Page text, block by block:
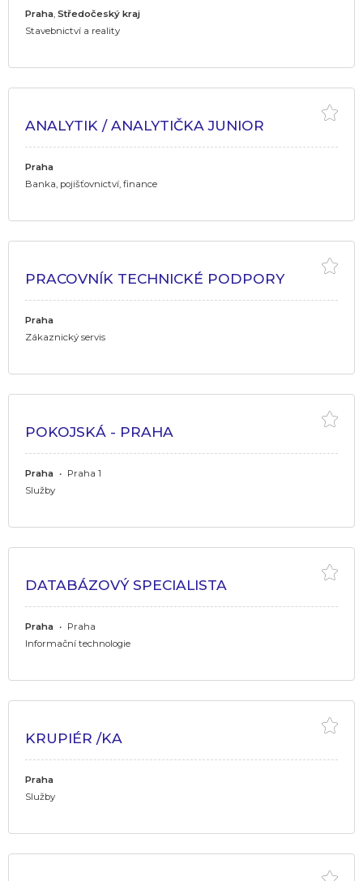
Praha Středočeský kraj
Stavebnictví a reality
ANALYTIK / ANALYTIČKA JUNIOR
Praha
Banka, pojišťovnictví, finance
PRACOVNÍK TECHNICKÉ PODPORY
Praha
Zákaznický servis
POKOJSKÁ - PRAHA
Praha • Praha 1
Služby
DATABÁZOVÝ SPECIALISTA
Praha • Praha
Informační technologie
KRUPIÉR /KA
Praha
Služby